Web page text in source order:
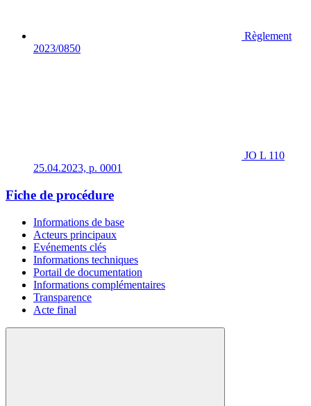
Règlement
2023/0850
JO L 110
25.04.2023, p. 0001
Fiche de procédure
Informations de base
Acteurs principaux
Evénements clés
Informations techniques
Portail de documentation
Informations complémentaires
Transparence
Acte final